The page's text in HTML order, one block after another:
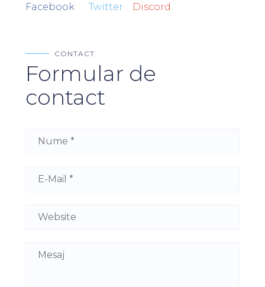
Facebook Twitter Discord
CONTACT
Formular de
contact